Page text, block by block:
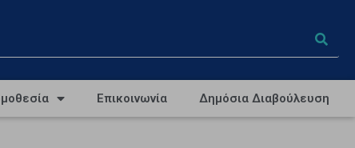
Επικοινωνία Δημόσια Διαβούλευση